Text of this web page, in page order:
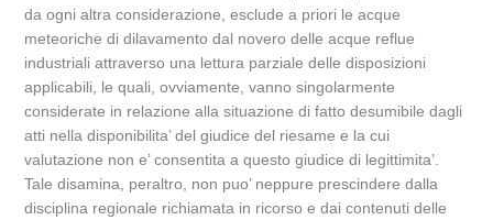
da ogni altra considerazione, esclude a priori le acque
meteoriche di dilavamento dal novero delle acque reflue
industriali attraverso una lettura parziale delle disposizioni
applicabili, le quali, ovviamente, vanno singolarmente
considerate in relazione alla situazione di fatto desumibile dagli
atti nella disponibilita’ del giudice del riesame e la cui
valutazione non e’ consentita a questo giudice di legittimita’.
Tale disamina, peraltro, non puo’ neppure prescindere dalla
disciplina regionale richiamata in ricorso e dai contenuti delle